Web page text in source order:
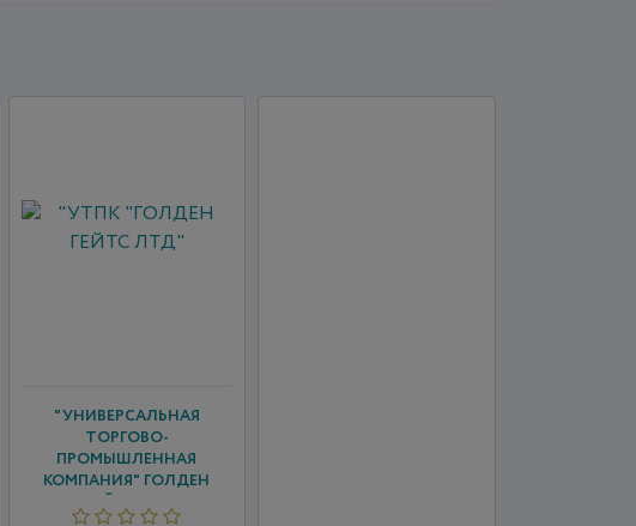
"УНИВЕРСАЛЬНАЯ
ТОРГОВО-
ПРОМЫШЛЕННАЯ
КОМПАНИЯ" ГОЛДЕН
ГЕЙТС Л...